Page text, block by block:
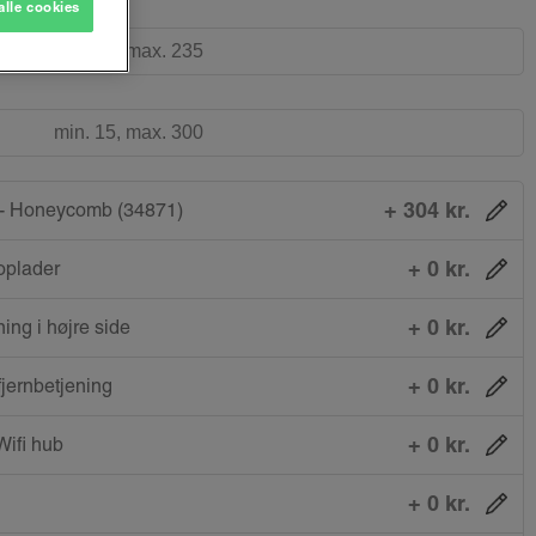
Honeycomb (34871) + 304 kr.
+ 0 kr.
i højre side + 0 kr.
+ 0 kr.
hub + 0 kr.
+ 0 kr.
cookies